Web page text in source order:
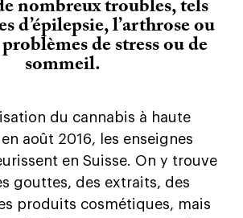
nombreux troubles, tels
d’épilepsie, l’arthrose ou
de stress ou de
sommeil.
du cannabis à haute
août 2016, les enseignes
en Suisse. On y trouve
gouttes, des extraits, des
produits cosmétiques, mais